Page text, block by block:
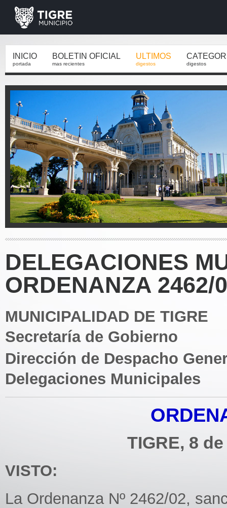
INICIO
portada
BOLETIN OFICIAL
mas recientes
ULTIMOS
digestos digestos
DELEGACIONES
ORDENANZA 2462/
MUNICIPALIDAD DE TIGRE
Secretaría de Gobierno
Dirección de Despacho
Delegaciones Municipales
TIGRE, 8
VISTO:
La Ordenanza Nº 2462/02,